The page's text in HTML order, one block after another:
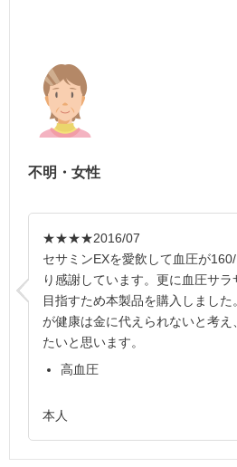
不明・女性
★★★★2016/07
セサミンEXを愛飲して血圧が
り感謝しています。更に血圧サ
目指すため本製品を購入しまし
が健康は金に代えられないと考え
たいと思います。
高血圧
本人